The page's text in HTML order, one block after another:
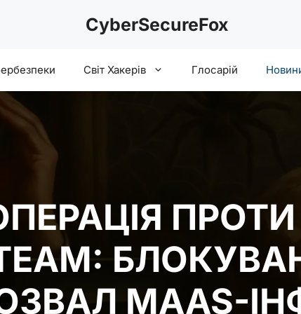
CyberSecureFox
Світ Хакерів Глосарій
ПРОТИ
MAAS-